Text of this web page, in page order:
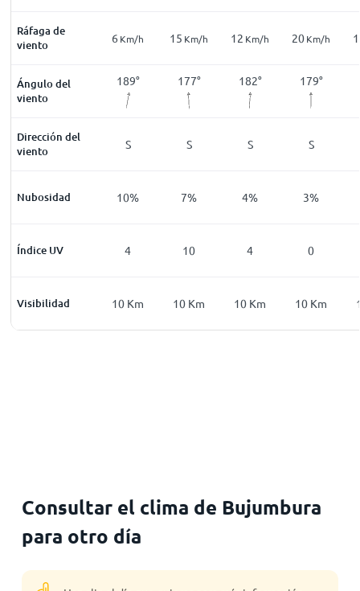
Ráfaga de
viento
h 8 Km/h 6 Km/h 15 Km/h 12 Km/h 20Km/h
Ángulo del
viento
62 189° 177° 182° 179°
Dirección del
viento
ENE S S S S
Nubosidad
4% 10% 7% 4% 3%
Índice UV 4 10 4 0
Visibilidad
Km 10Km 10 Km 10 Km 10 Km 10 Km
Consultar el clima de Bujumbura
para otro día